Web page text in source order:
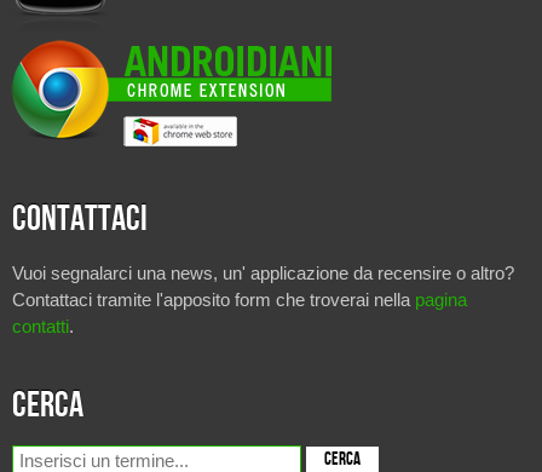
Contattaci
Vuoi segnalarci una news, un' applicazione da recensire o altro?
Contattaci tramite l'apposito form che troverai nella pagina
contatti.
Cerca